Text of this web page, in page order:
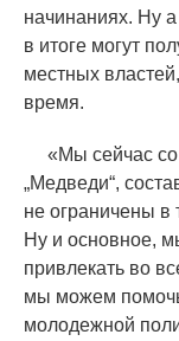
начинаниях. Ну
в итоге могут
местных
время.
«Мы сейчас
„Медведи“,
не ограничены в
Ну и основное,
привлекать во
мы можем
молодежной